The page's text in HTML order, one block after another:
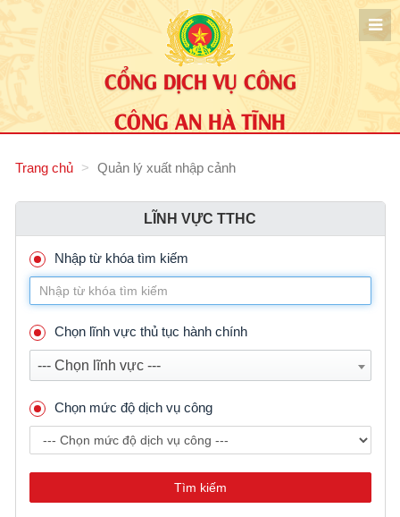
CỔNG DỊCH VỤ CÔNG
CÔNG AN HÀ TĨNH
Trang chủ Quản lý xuất nhập cảnh
LĨNH VỰC TTHC
Nhập từ khóa tìm kiếm
Chọn lĩnh vực thủ tục hành chính
--- Chọn lĩnh vực ---
Chọn mức độ dịch vụ công
Tìm kiếm